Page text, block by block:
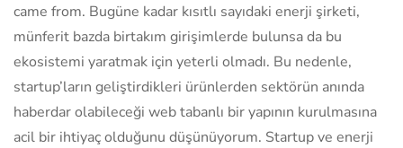
came from. Bugüne kadar kısıtlı sayıdaki enerji şirketi,
münferit bazda birtakım girişimlerde bulunsa da bu
ekosistemi yaratmak için yeterli olmadı. Bu nedenle,
startup’ların geliştirdikleri ürünlerden sektörün anında
haberdar olabileceği web tabanlı bir yapının kurulmasına
acil bir ihtiyaç olduğunu düşünüyorum. Startup ve enerji